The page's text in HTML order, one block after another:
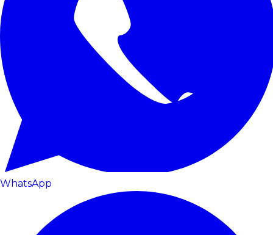
WhatsApp